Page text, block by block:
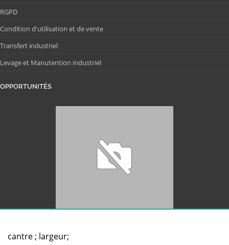
RGPD
Condition d'utilisation et de vente
Transfert industriel
Levage et Manutention industriel
OPPORTUNITÉS
cantre ; largeur;